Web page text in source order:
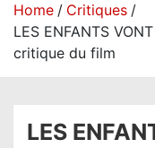
Home
Critiques
LES ENFANTS
critique du film
LES